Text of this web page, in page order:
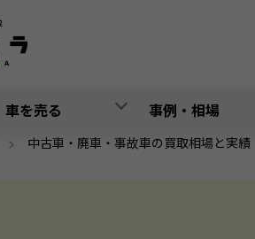
車を売る 事例・相場
> 中古車・廃車・事故車の買取相場と実績